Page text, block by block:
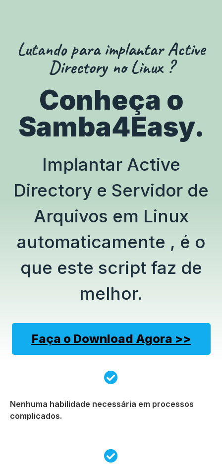
Lutando para implantar Active
Directory no Linux ?
Conheça o
Samba4Easy.
Implantar Active
Directory e Servidor de
Arquivos em Linux
automaticamente , é o
que este script faz de
melhor.
Faça o Download Agora >>
Nenhuma habilidade necessária em processos
complicados.